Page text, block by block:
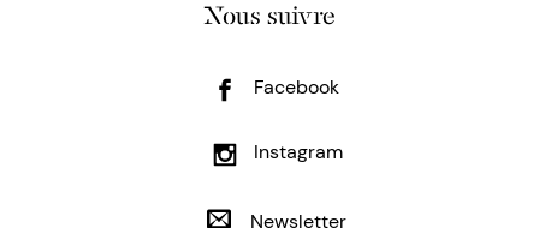
Nous suivre
Facebook
Instagram
Newsletter